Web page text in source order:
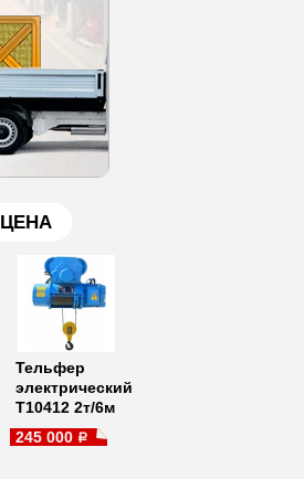
ЦЕНА
Тельфер
электрический
Т10412 2т/6м
245 000 a